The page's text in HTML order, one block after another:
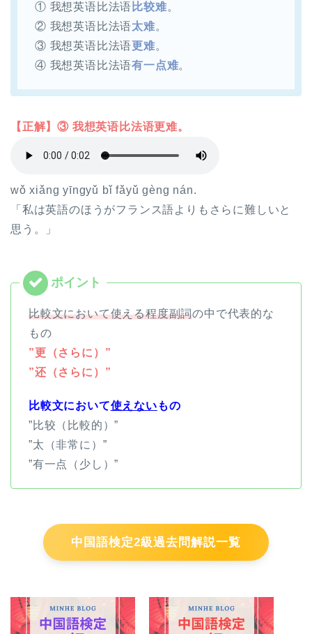
① 我想英语比法语 比较难。
② 我想英语比法语太难。
③ 我想英语比法语更难。
④ 我想英语比法语有一点难。
【正解】③ 我想英语比法语更难。
wǒ xiǎng yīngyǔ bǐ fǎyǔ gèng nán.
「私は英語のほうがフランス語よりもさらに難しいと
思う。」
比較文において使える程度副詞の中で代表的な
もの
”更（さらに）”
”还（さらに）”
比較文において使えない もの
”比较（比較的）”
”太（非常に）”
”有一点（少し）”
中国語検定2級過去問解説一覧